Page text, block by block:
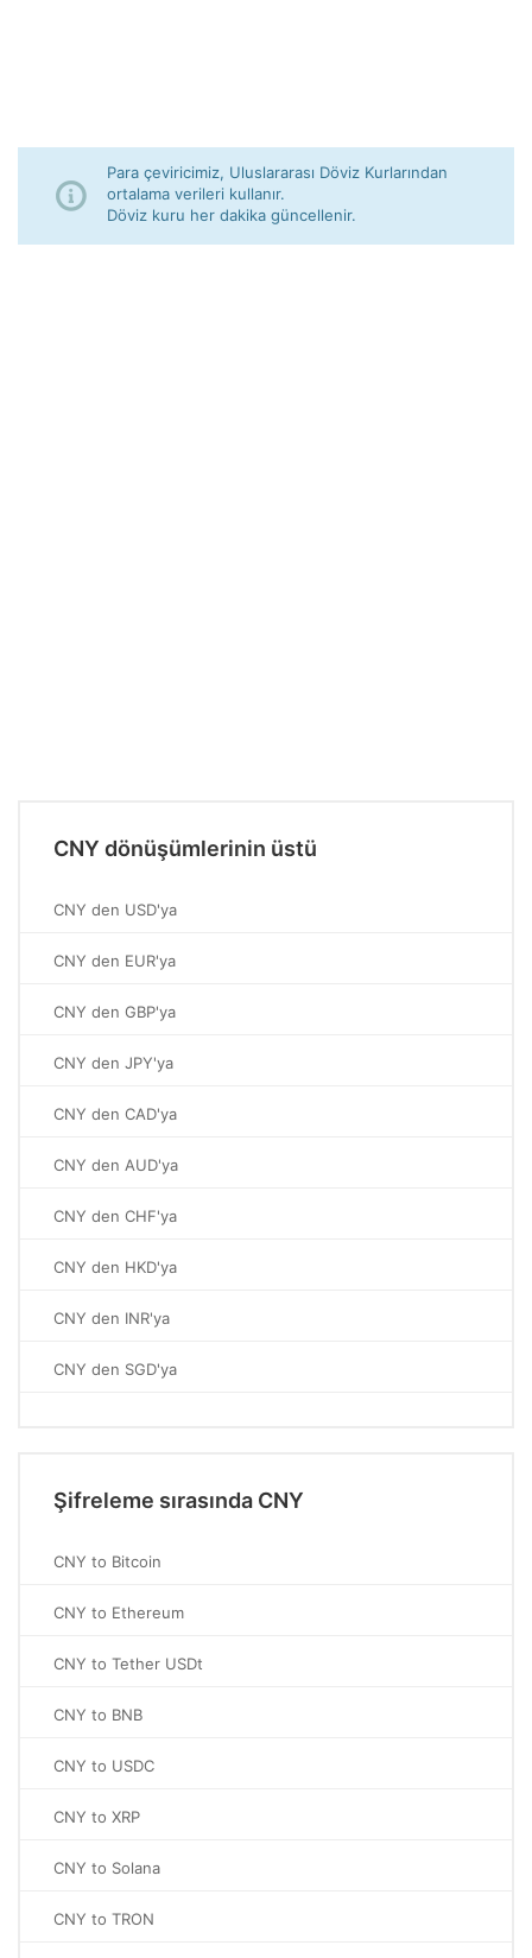
Para çeviricimiz, Uluslararası Döviz Kurlarından
ortalama verileri kullanır.
Döviz kuru her dakika güncellenir.
CNY dönüşümlerinin üstü
CNY den USD'ya
CNY den EUR'ya
CNY den GBP'ya
CNY den JPY'ya
CNY den CAD'ya
CNY den AUD'ya
CNY den CHF'ya
CNY den HKD'ya
CNY den INR'ya
CNY den SGD'ya
Şifreleme sırasında CNY
CNY to Bitcoin
CNY to Ethereum
CNY to Tether USDt
CNY to BNB
CNY to USDC
CNY to XRP
CNY to Solana
CNY to TRON